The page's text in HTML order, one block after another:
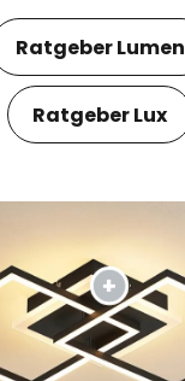
Ratgeber Lumen
Ratgeber Lux